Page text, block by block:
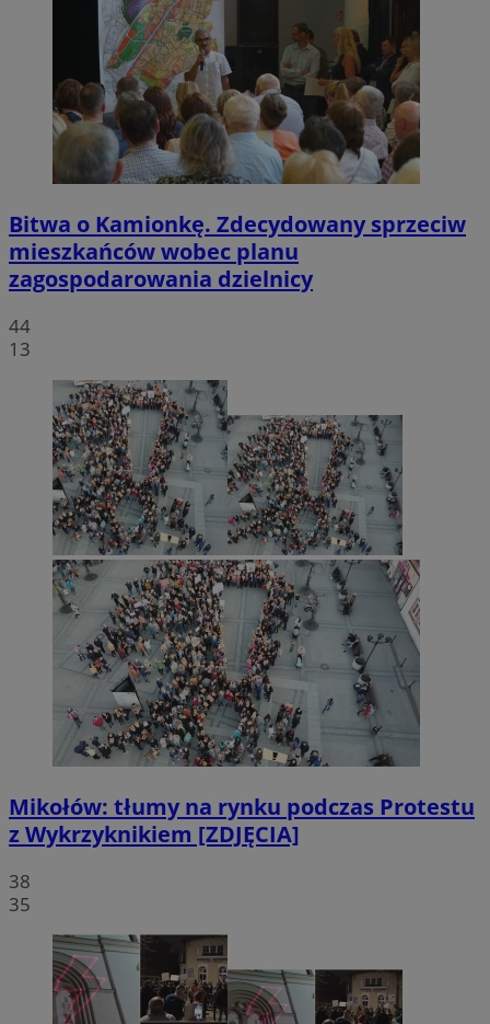
Bitwa o Kamionkę. Zdecydowany sprzeciw
mieszkańców wobec planu
zagospodarowania dzielnicy
44
13
Mikołów: tłumy na rynku podczas Protestu
z Wykrzyknikiem [ZDJĘCIA]
38
35